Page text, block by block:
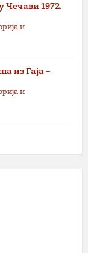
Чечави 1972.
и
из Гаја –
и